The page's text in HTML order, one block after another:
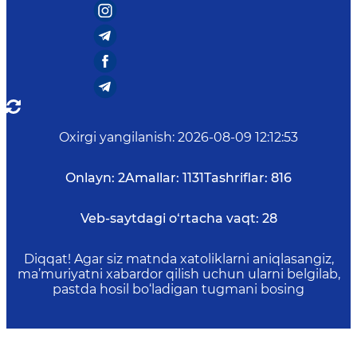
Oxirgi yangilanish: 2026-08-09 12:12:53
Onlayn: 2Amallar: 1131Tashriflar: 816
Veb-saytdagi o‘rtacha vaqt: 28
Diqqat! Agar siz matnda xatoliklarni aniqlasangiz,
ma’muriyatni xabardor qilish uchun ularni belgilab,
pastda hosil bo‘ladigan tugmani bosing